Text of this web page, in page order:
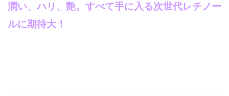
潤い、ハリ、艶。すべて手に入る次世代レチノー
ルに期待大！